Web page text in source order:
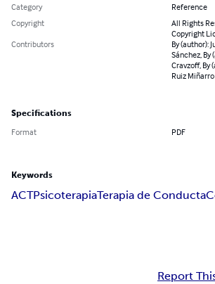
Category
Reference
Copyright
All Rights
Copyright
Contributors
By (author):
Sánchez, By
Cravzoff, By
Ruiz Miñarro
Specifications
Format PDF
Keywords
ACTPsicoterapiaTerapia de Conducta
Report